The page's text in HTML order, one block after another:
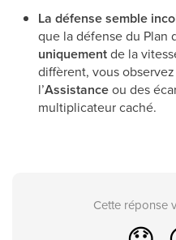
La défense semble
que la défense du Plan
uniquementde la
diffèrent, vous
l’Assistanceou des
multiplicateur caché.
Cette réponse